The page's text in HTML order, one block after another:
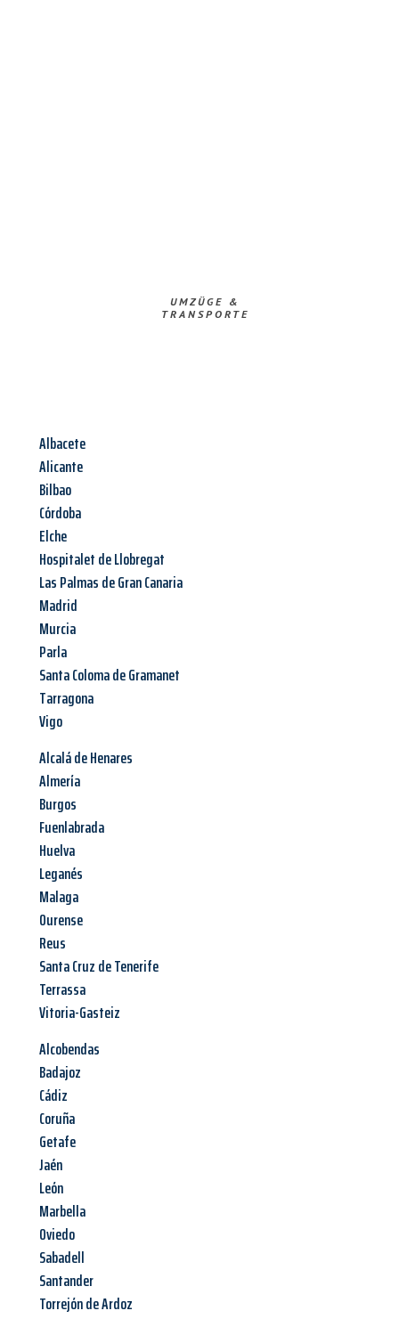
UMZÜGE &
TRANSPORTE
Albacete
Alicante
Bilbao
Córdoba
Elche
Hospitalet de Llobregat
Las Palmas de Gran Canaria
Madrid
Murcia
Parla
Santa Coloma de Gramanet
Tarragona
Vigo
Alcalá de Henares
Almería
Burgos
Fuenlabrada
Huelva
Leganés
Malaga
Ourense
Reus
Santa Cruz de Tenerife
Terrassa
Vitoria-Gasteiz
Alcobendas
Badajoz
Cádiz
Coruña
Getafe
Jaén
León
Marbella
Oviedo
Sabadell
Santander
Torrejón de Ardoz